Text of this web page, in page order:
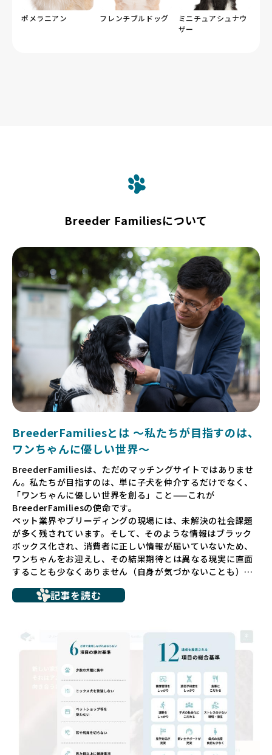
ポメラニアン フレンチブルドッグ
ミニチュアシュナウ
ザー
Breeder Familiesについて
BreederFamiliesとは 〜私たちが目指すのは、
ワンちゃんに優しい世界〜
BreederFamiliesは、ただのマッチングサイトではありませ
ん。私たちが目指すのは、単に子犬を仲介するだけでなく、
「ワンちゃんに優しい世界を創る」こと——これが
BreederFamiliesの使命です。
ペット業界やブリーディングの現場には、未解決の社会課題
が多く残されています。そして、そのような情報はブラック
ボックス化され、消費者に正しい情報が届いていないため、
ワンちゃんをお迎えし、その結果期待とは異なる現実に直面
することも少なくありません（自身が気づかないことも）。
ち、健康面や社会性に問題を抱えていたり、またブリーダー
いるというケースもあります。こうした問題は、消費者にと
っても大きな負担であり、ワンちゃん自身にとっても非常に
だからこそ、私たちは正しい情報と安心して選べる場所を提
供すべきだと考えています。BreederFamiliesでは、ワンち
ゃんを家族のように愛する「優良ブリーダー」のみを独自の
厳しい基準で厳選し、その評価基準や評価結果をオープンに
しています。これにより、消費者の皆様が安心して子犬やブ
リーダーを選べる環境を整えています。
そして、消費者の皆様が正しい情報をもとに優良ブリーダー
記事を読む